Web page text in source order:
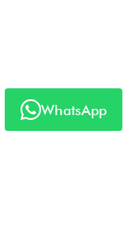
WhatsApp